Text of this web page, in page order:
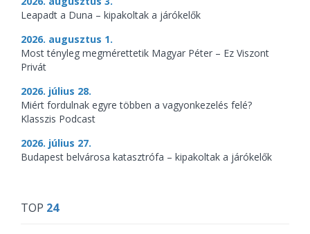
Leapadt a Duna – kipakoltak a járókelők
2026. augusztus 1.
Most tényleg megmérettetik Magyar Péter – Ez Viszont
Privát
2026. július 28.
Miért fordulnak egyre többen a vagyonkezelés felé?
Klasszis Podcast
2026. július 27.
Budapest belvárosa katasztrófa – kipakoltak a járókelők
TOP 24